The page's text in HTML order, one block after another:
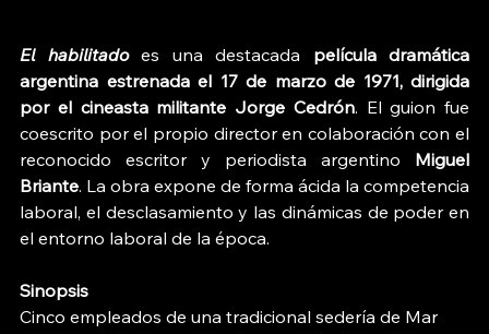
El habilitado es una destacada película dramática
argentina estrenada el 17 de marzo de 1971, dirigida
por el cineasta militante Jorge Cedrón. El guion fue
coescrito por el propio director en colaboración con el
reconocido escritor y periodista argentino Miguel
Briante. La obra expone de forma ácida la competencia
laboral, el desclasamiento y las dinámicas de poder en
el entorno laboral de la época.
Sinopsis
Cinco empleados de una tradicional sedería de Mar